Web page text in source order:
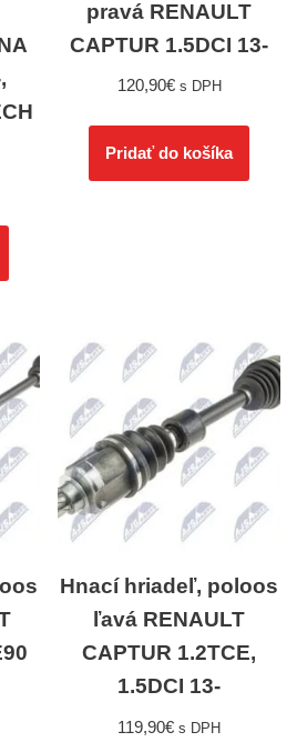
pravá RENAULT
CAPTUR 1.5DCI 13-
120,90€ s DPH
Pridať do košíka
Hnací hriadeľ, poloos
ľavá RENAULT
CAPTUR 1.2TCE,
1.5DCI 13-
119,90€ s DPH